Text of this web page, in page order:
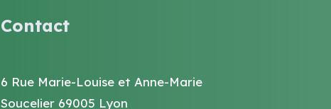
Contact
6 Rue Marie-Louise et Anne-Marie
Soucelier 69005 Lyon